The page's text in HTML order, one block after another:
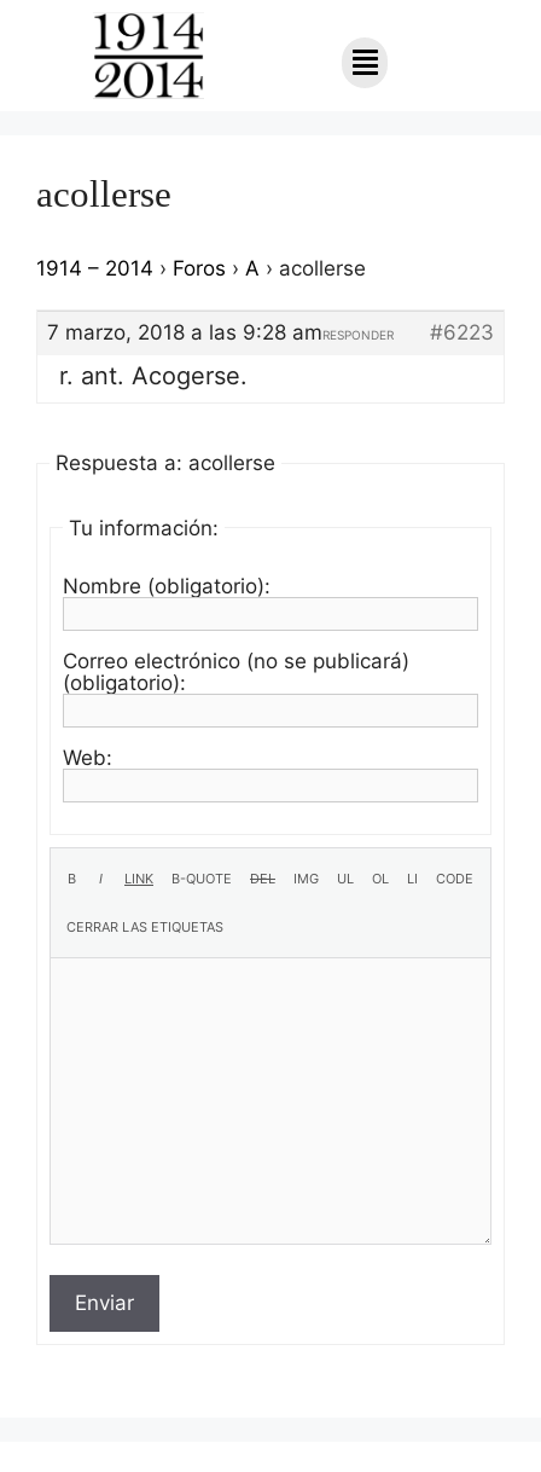
acollerse
1914 – 2014 › Foros › A › acollerse
7 marzo, 2018 a las 9:28 am #6223
RESPONDER
r. ant. Acogerse.
Respuesta a: acollerse
Tu información:
Nombre (obligatorio):
Correo electrónico (no se publicará)
(obligatorio):
Web:
Enviar